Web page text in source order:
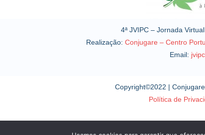
4ª JVIPC – Jornada
Realização: Conjugare – Centro
Email:
Copyright©2022 |
Política de